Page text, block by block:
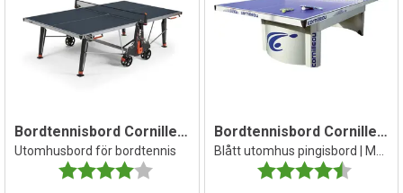
Bordtennisbord Cornilleau 500X
Utomhusbord för bordtennis
Betyg:
4.0 utav 5 stjärnor
Bordtennisbord Cornilleau 510M Campus
Betyg: